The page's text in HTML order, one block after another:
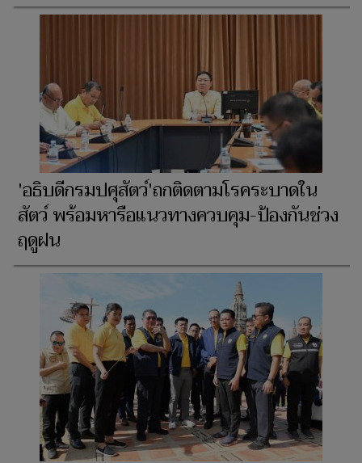
'อธิบดีกรมปศุสัตว์'ถกติดตามโรคระบาดใน
สัตว์ พร้อมหารือแนวทางควบคุม-ป้องกันช่วง
ฤดูฝน